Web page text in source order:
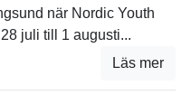
när Nordic Youth
juli till 1 augusti...
Läs mer